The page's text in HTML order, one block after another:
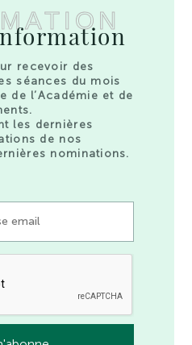
recevoir des
séances du mois
de l’Académie et de
les dernières
de nos
nominations.